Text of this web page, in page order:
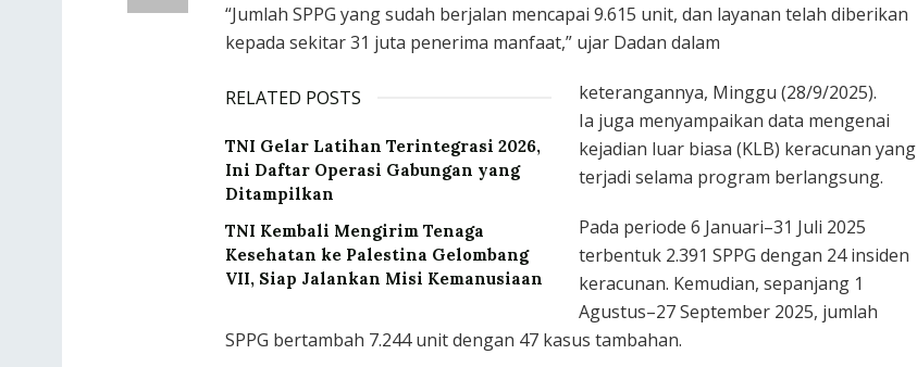
“Jumlah SPPG yang sudah berjalan mencapai 9.615 unit, dan layanan telah diberikan
kepada sekitar 31 juta penerima manfaat,” ujar Dadan dalam
RELATED POSTS
TNI Gelar Latihan Terintegrasi 2026,
Ini Daftar Operasi Gabungan yang
Ditampilkan
TNI Kembali Mengirim Tenaga
Kesehatan ke Palestina Gelombang
VII, Siap Jalankan Misi Kemanusiaan
keterangannya, Minggu (28/9/2025).
Ia juga menyampaikan data mengenai
kejadian luar biasa (KLB) keracunan yang
terjadi selama program berlangsung.
Pada periode 6 Januari–31 Juli 2025
terbentuk 2.391 SPPG dengan 24 insiden
keracunan. Kemudian, sepanjang 1
Agustus–27 September 2025, jumlah
SPPG bertambah 7.244 unit dengan 47 kasus tambahan.